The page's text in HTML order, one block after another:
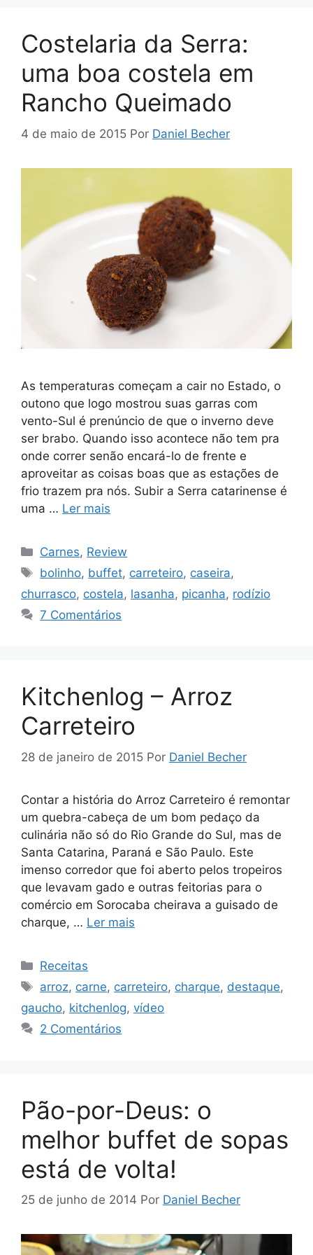
Costelaria da Serra:
uma boa costela em
Rancho Queimado
4 de maio de 2015 Por Daniel Becher
As temperaturas começam a cair no Estado, o
outono que logo mostrou suas garras com
vento-Sul é prenúncio de que o inverno deve
ser brabo. Quando isso acontece não tem pra
onde correr senão encará-lo de frente e
aproveitar as coisas boas que as estações de
frio trazem pra nós. Subir a Serra catarinense é
uma … Ler mais
Categorias
Carnes, Review
Tags
bolinho, buffet, carreteiro, caseira,
churrasco, costela, lasanha, picanha, rodízio
7 Comentários
Kitchenlog – Arroz
Carreteiro
28 de janeiro de 2015 Por Daniel Becher
Contar a história do Arroz Carreteiro é remontar
um quebra-cabeça de um bom pedaço da
culinária não só do Rio Grande do Sul, mas de
Santa Catarina, Paraná e São Paulo. Este
imenso corredor que foi aberto pelos tropeiros
que levavam gado e outras feitorias para o
comércio em Sorocaba cheirava a guisado de
charque, … Ler mais
Categorias
Receitas
Tags
arroz, carne, carreteiro, charque, destaque,
gaucho, kitchenlog, vídeo
2 Comentários
Pão-por-Deus: o
melhor buffet de sopas
está de volta!
25 de junho de 2014 Por Daniel Becher